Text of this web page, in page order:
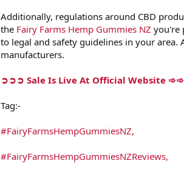
Additionally, regulations around CBD
the Fairy Farms Hemp Gummies NZ you're
to legal and safety guidelines in your
manufacturers.
➲➲➲ Sale Is Live At Official Website
Tag:-
#FairyFarmsHempGummiesNZ,
#FairyFarmsHempGummiesNZReviews,